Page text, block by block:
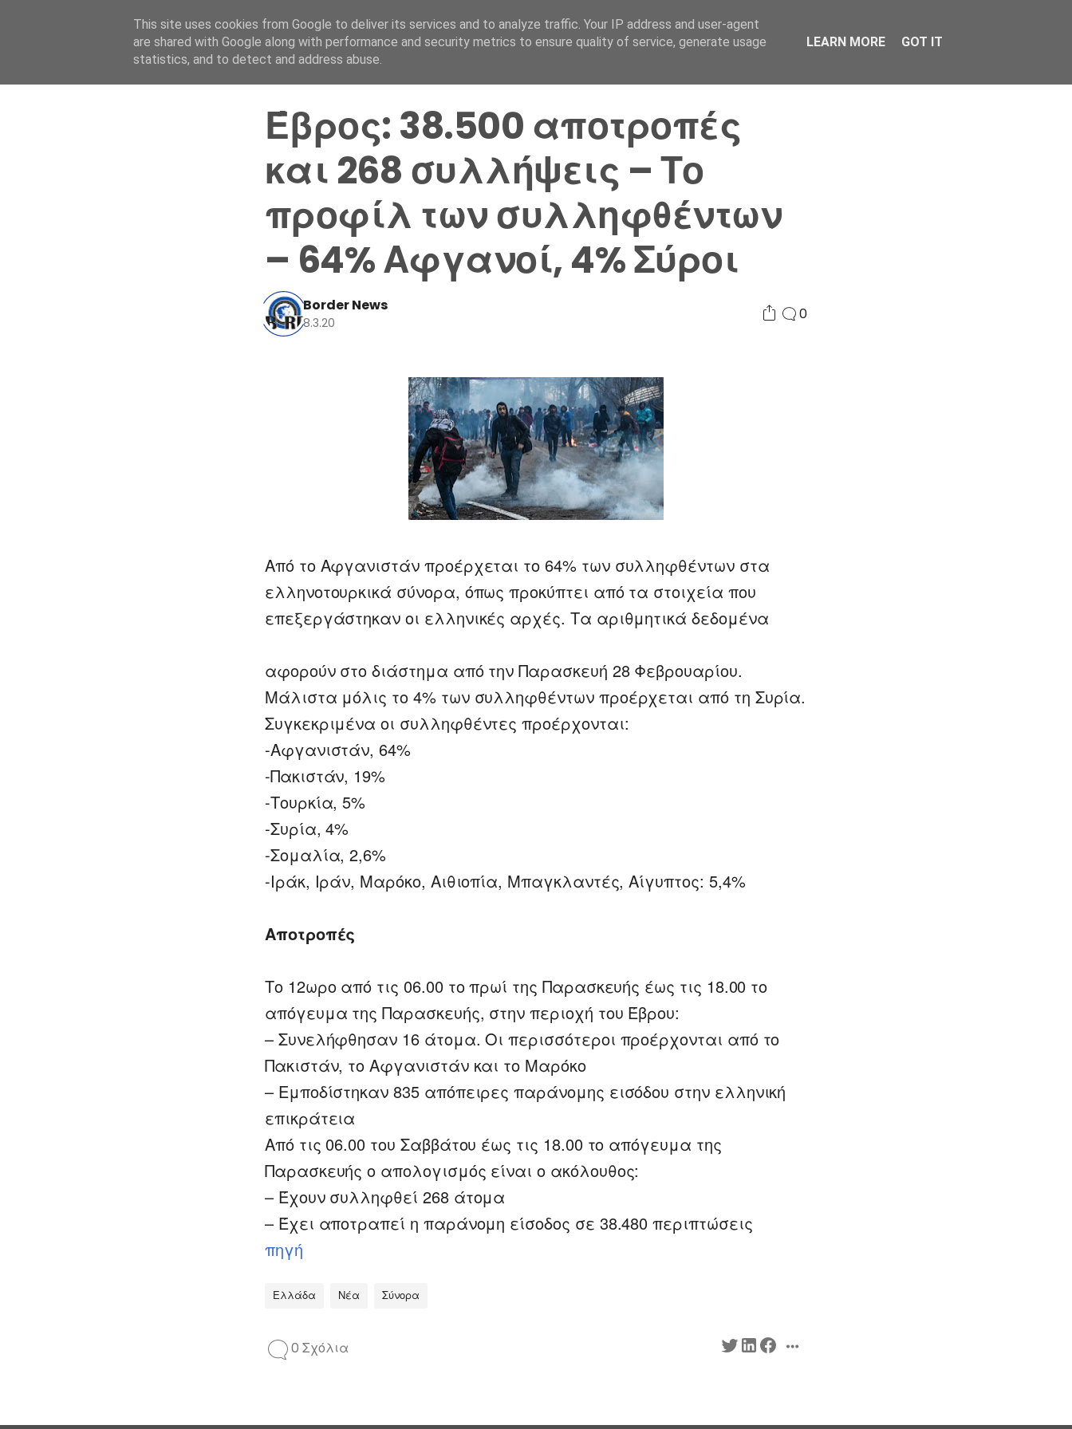
Αρχική Σελίδα Ελλάδα Συνδικαλισμός Σ.Α. Επικοινωνία Κόσμος
Έβρος: 38.500 αποτροπές
και 268 συλλήψεις – Το
προφίλ των συλληφθέντων
– 64% Αφγανοί, 4% Σύροι
Border News
8.3.20
0
Από το Αφγανιστάν προέρχεται το 64% των συλληφθέντων στα
ελληνοτουρκικά σύνορα, όπως προκύπτει από τα στοιχεία που
επεξεργάστηκαν οι ελληνικές αρχές. Τα αριθμητικά δεδομένα
αφορούν στο διάστημα από την Παρασκευή 28 Φεβρουαρίου.
Μάλιστα μόλις το 4% των συλληφθέντων προέρχεται από τη Συρία.
Συγκεκριμένα οι συλληφθέντες προέρχονται:
-Αφγανιστάν, 64%
-Πακιστάν, 19%
-Τουρκία, 5%
-Συρία, 4%
-Σομαλία, 2,6%
-Ιράκ, Ιράν, Μαρόκο, Αιθιοπία, Μπαγκλαντές, Αίγυπτος: 5,4%
Αποτροπές
Το 12ωρο από τις 06.00 το πρωί της Παρασκευής έως τις 18.00 το
απόγευμα της Παρασκευής, στην περιοχή του Έβρου:
– Συνελήφθησαν 16 άτομα. Οι περισσότεροι προέρχονται από το
Πακιστάν, το Αφγανιστάν και το Μαρόκο
– Εμποδίστηκαν 835 απόπειρες παράνομης εισόδου στην ελληνική
επικράτεια
Από τις 06.00 του Σαββάτου έως τις 18.00 το απόγευμα της
Παρασκευής ο απολογισμός είναι ο ακόλουθος:
– Έχουν συλληφθεί 268 άτομα
– Έχει αποτραπεί η παράνομη είσοδος σε 38.480 περιπτώσεις
πηγή
Ελλάδα Νέα Σύνορα
0 Σχόλια
This site uses cookies from Google to deliver its services and to analyze traffic. Your IP address and user-agent
are shared with Google along with performance and security metrics to ensure quality of service, generate usage
statistics, and to detect and address abuse.
LEARN MORE GOT IT